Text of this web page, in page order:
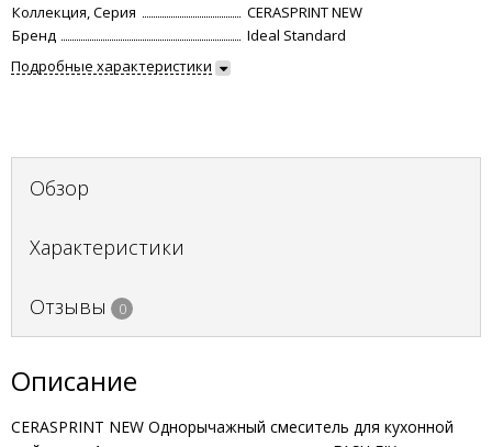
Коллекция, Серия
CERASPRINT NEW
Бренд
Ideal Standard
Подробные характеристики
Обзор
Характеристики
Отзывы 0
Описание
CERASPRINT NEW Однорычажный смеситель для кухонной